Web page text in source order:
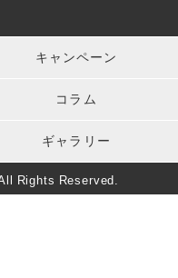
留袖・訪問着・振袖
パーティードレス
長寿のお祝い
ィング
マタニティフォト
キャンペーン
コラム
ギャラリー
All Rights Reserved.